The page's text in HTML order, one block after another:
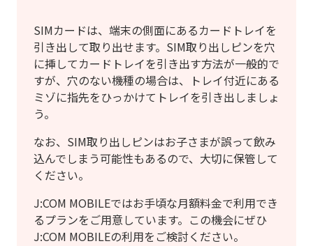
SIMカードは、端末の側面にあるカードトレイを
引き出して取り出せます。SIM取り出しピンを穴
に挿してカードトレイを引き出す方法が一般的で
すが、穴のない機種の場合は、トレイ付近にある
ミゾに指先をひっかけてトレイを引き出しましょ
う。
なお、SIM取り出しピンはお子さまが誤って飲み
込んでしまう可能性もあるので、大切に保管して
ください。
J:COM MOBILEではお手頃な月額料金で利用でき
るプランをご用意しています。この機会にぜひ
J:COM MOBILEの利用をご検討ください。